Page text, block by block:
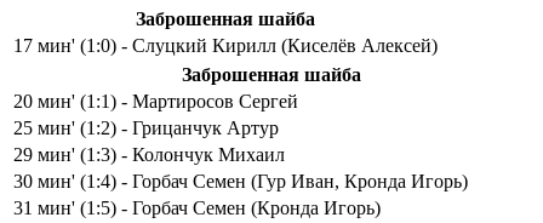
Заброшенная шайба
17 мин' (1:0) - Слуцкий Кирилл (Киселёв Алексей)
Заброшенная шайба
20 мин' (1:1) - Мартиросов Сергей
25 мин' (1:2) - Грицанчук Артур
29 мин' (1:3) - Колончук Михаил
30 мин' (1:4) - Горбач Семен (Гур Иван, Кронда Игорь)
31 мин' (1:5) - Горбач Семен (Кронда Игорь)